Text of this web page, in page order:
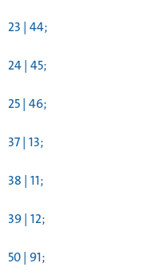
23 | 44;
24 | 45;
25 | 46;
37 | 13;
38 | 11;
39 | 12;
50 | 91;